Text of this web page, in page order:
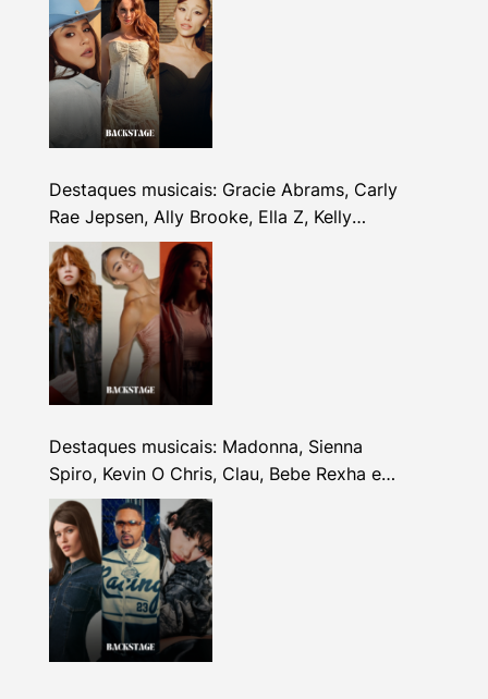
Destaques musicais: Gracie Abrams, Carly
Rae Jepsen, Ally Brooke, Ella Z, Kelly
Clarkson e mais
Destaques musicais: Madonna, Sienna
Spiro, Kevin O Chris, Clau, Bebe Rexha e
mais